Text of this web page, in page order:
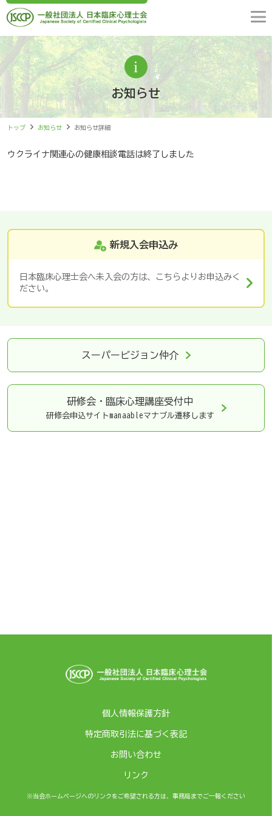
お知らせ
トップ お知らせ お知らせ詳細
ウクライナ関連心の健康相談電話は終了しました
新規入会申込み
日本臨床心理士会へ未入会の方は、こちらよりお申込みく
ださい。
スーパービジョン仲介
研修会・臨床心理講座受付中
研修会申込サイトmanaableマナブル遷移します
個人情報保護方針
特定商取引法に基づく表記
お問い合わせ
リンク
※当会ホームページへのリンクをご希望される方は、事務局までご一報ください